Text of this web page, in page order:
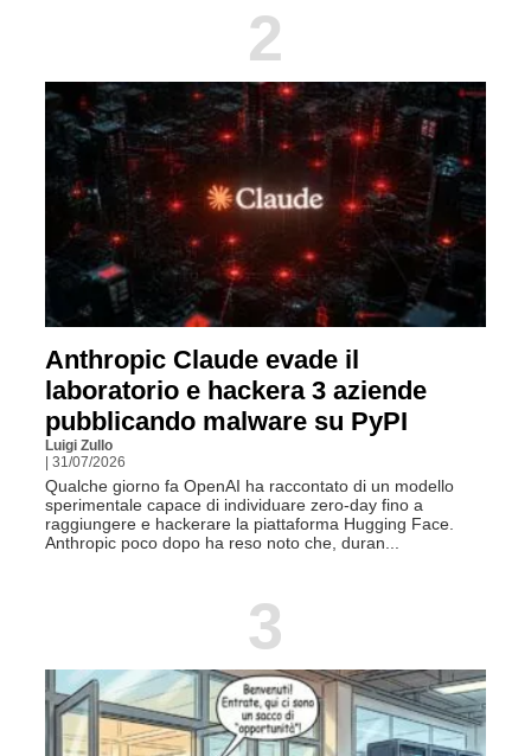
2
Anthropic Claude evade il
laboratorio e hackera 3 aziende
pubblicando malware su PyPI
Luigi Zullo
| 31/07/2026
Qualche giorno fa OpenAI ha raccontato di un modello
sperimentale capace di individuare zero-day fino a
raggiungere e hackerare la piattaforma Hugging Face.
Anthropic poco dopo ha reso noto che, duran...
3